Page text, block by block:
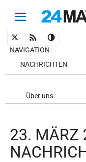
NAVIGATION :
NACHRICHTEN
Über uns
23. MÄRZ